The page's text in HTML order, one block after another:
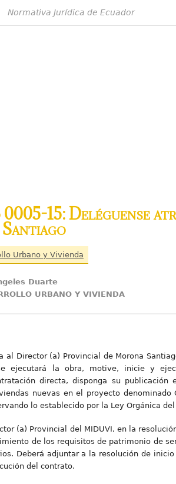
Normativa Jurídica de Ecuador
15: Deléguense
Urbano y Vivienda
Duarte
URBANO Y VIVIENDA
al Director (a) Provincial de Morona
ejecutará la obra, motive, inicie y
directa, disponga su
nuevas en el proyecto
lo establecido por la Ley Orgánica
(a) Provincial del MIDUVI, en la
de los requisitos de patrimonio de
Deberá adjuntar a la resolución de
del contrato.